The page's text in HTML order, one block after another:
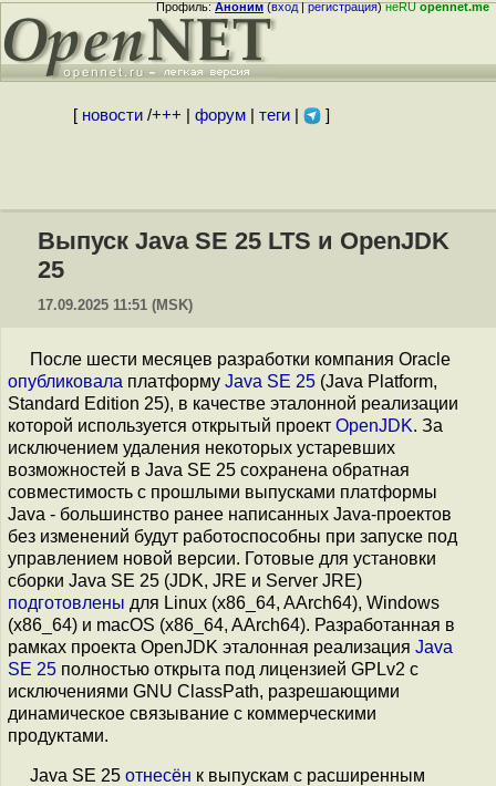
Профиль:Аноним(вход|регистрация)неRUopennet.me
[ новости/+++ форум| теги| ]
Выпуск Java SE 25 LTS и OpenJDK
25
17.09.2025 11:51 (MSK)
После шести месяцев разработки компания Oracle
опубликовала платформу Java SE 25 (Java Platform,
Standard Edition 25), в качестве эталонной реализации
которой используется открытый проект OpenJDK. За
исключением удаления некоторых устаревших
возможностей в Java SE 25 сохранена обратная
совместимость с прошлыми выпусками платформы
Java - большинство ранее написанных Java-проектов
без изменений будут работоспособны при запуске под
управлением новой версии. Готовые для установки
сборки Java SE 25 (JDK, JRE и Server JRE)
подготовлены для Linux (x86_64, AArch64), Windows
(x86_64) и macOS (x86_64, AArch64). Разработанная в
рамках проекта OpenJDK эталонная реализация Java
SE 25 полностью открыта под лицензией GPLv2 с
исключениями GNU ClassPath, разрешающими
динамическое связывание с коммерческими
продуктами.
Java SE 25 отнесён к выпускам с расширенным